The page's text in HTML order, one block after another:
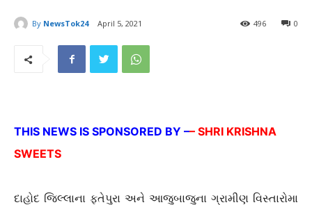
By NewsTok24 April 5, 2021 0
496
THIS NEWS IS SPONSORED BY –– SHRI KRISHNA
SWEETS
દાહોદ જિલ્લાના ફતેપુરા અને આજુબાજુના ગ્રામીણ વિસ્તારોમા